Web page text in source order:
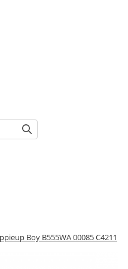
Boy B555WA 00085 C4211